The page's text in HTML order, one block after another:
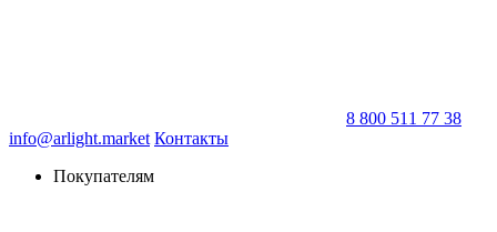
8 800 511 77 38
info@arlight.market Контакты
Покупателям